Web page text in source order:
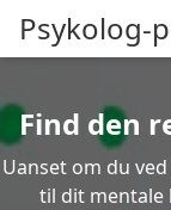
Psykolog-
Find den
Uanset om du
til dit mentale